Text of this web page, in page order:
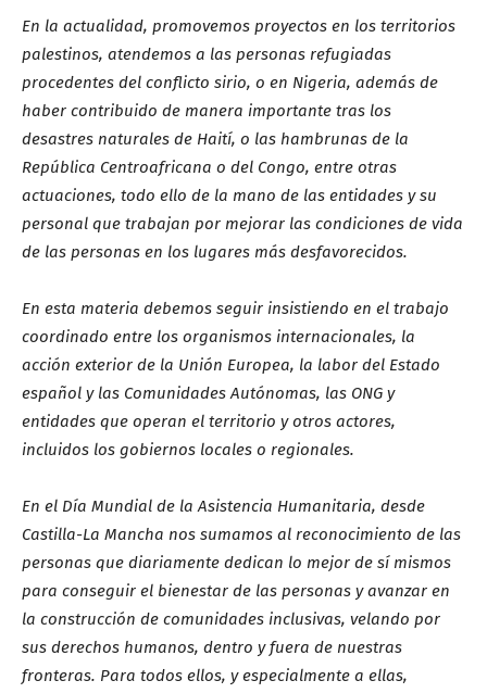
En la actualidad, promovemos proyectos en los territorios
palestinos, atendemos a las personas refugiadas
procedentes del conflicto sirio, o en Nigeria, además de
haber contribuido de manera importante tras los
desastres naturales de Haití, o las hambrunas de la
República Centroafricana o del Congo, entre otras
actuaciones, todo ello de la mano de las entidades y su
personal que trabajan por mejorar las condiciones de vida
de las personas en los lugares más desfavorecidos.
En esta materia debemos seguir insistiendo en el trabajo
coordinado entre los organismos internacionales, la
acción exterior de la Unión Europea, la labor del Estado
español y las Comunidades Autónomas, las ONG y
entidades que operan el territorio y otros actores,
incluidos los gobiernos locales o regionales.
En el Día Mundial de la Asistencia Humanitaria, desde
Castilla-La Mancha nos sumamos al reconocimiento de las
personas que diariamente dedican lo mejor de sí mismos
para conseguir el bienestar de las personas y avanzar en
la construcción de comunidades inclusivas, velando por
sus derechos humanos, dentro y fuera de nuestras
fronteras. Para todos ellos, y especialmente a ellas,